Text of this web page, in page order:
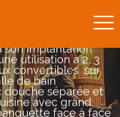
en occasion
toute
son implantation
utilisation à 2, 3
convertibles sur
de bain
douche séparée et
avec grand
face à face